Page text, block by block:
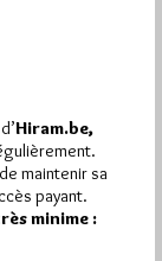
ans du
Alpina
Hiram.be,
maintenir sa
payant.
minime :